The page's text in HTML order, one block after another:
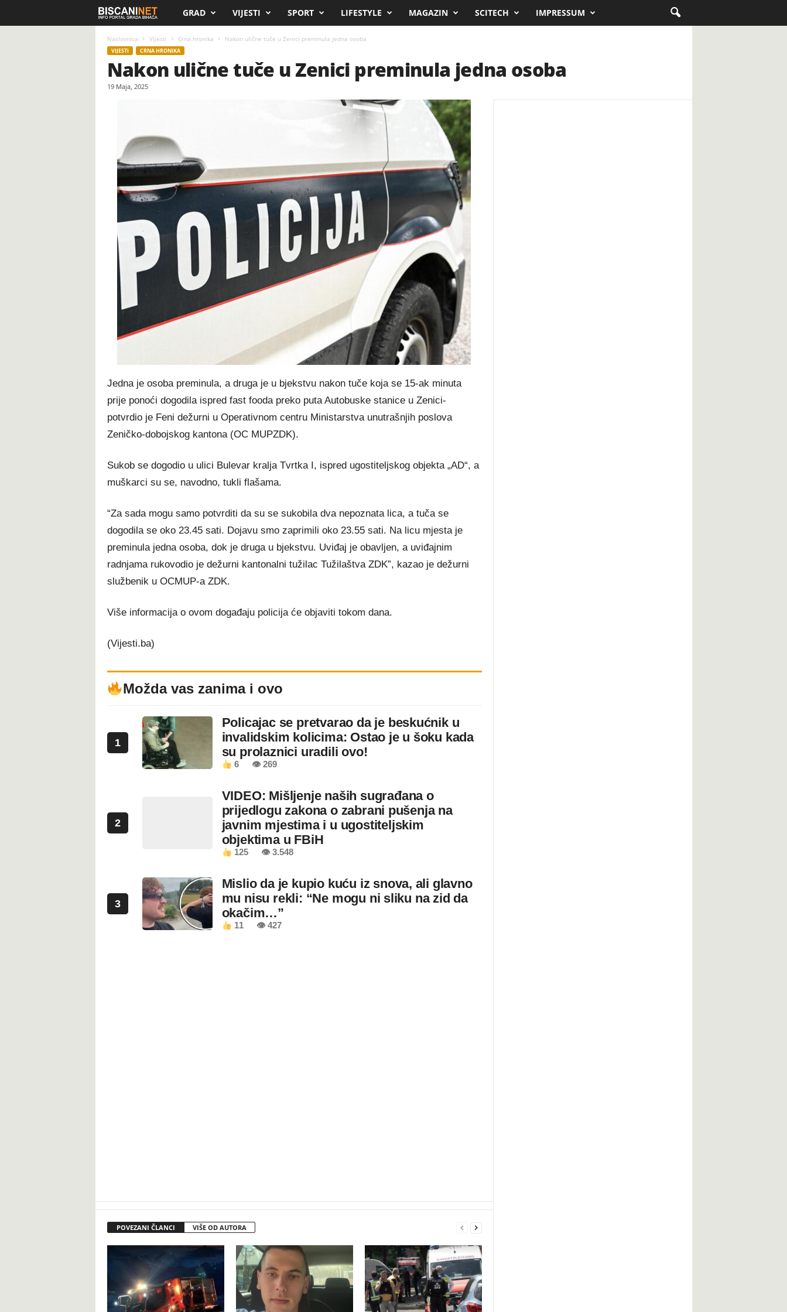
i
n
i
.
e
GRAD VIJESTI SPORT LIFESTYLE MAGAZIN SCITECH IMPRESSUM
Naslovnica Vijesti Crna hronika Nakon ulične tuče u Zenici preminula jedna osoba
VIJESTI CRNA HRONIKA
Nakon ulične tuče u Zenici preminula jedna osoba
19 Maja, 2025
Jedna je osoba preminula, a druga je u bjekstvu nakon tuče koja se 15-ak minuta
prije ponoći dogodila ispred fast fooda preko puta Autobuske stanice u Zenici-
potvrdio je Feni dežurni u Operativnom centru Ministarstva unutrašnjih poslova
Zeničko-dobojskog kantona (OC MUPZDK).
Sukob se dogodio u ulici Bulevar kralja Tvrtka I, ispred ugostiteljskog objekta „AD“, a
muškarci su se, navodno, tukli flašama.
“Za sada mogu samo potvrditi da su se sukobila dva nepoznata lica, a tuča se
dogodila se oko 23.45 sati. Dojavu smo zaprimili oko 23.55 sati. Na licu mjesta je
preminula jedna osoba, dok je druga u bjekstvu. Uviđaj je obavljen, a uviđajnim
radnjama rukovodio je dežurni kantonalni tužilac Tužilaštva ZDK”, kazao je dežurni
službenik u OCMUP-a ZDK.
Više informacija o ovom događaju policija će objaviti tokom dana.
(Vijesti.ba)
Možda vas zanima i ovo
1
Policajac se pretvarao da je beskućnik u
invalidskim kolicima: Ostao je u šoku kada
su prolaznici uradili ovo!
6 👁 269
2
VIDEO: Mišljenje naših sugrađana o
prijedlogu zakona o zabrani pušenja na
javnim mjestima i u ugostiteljskim
objektima u FBiH
125 👁 3.548
3
Mislio da je kupio kuću iz snova, ali glavno
mu nisu rekli: “Ne mogu ni sliku na zid da
okačim…”
11 👁 427
POVEZANI ČLANCI VIŠE OD AUTORA